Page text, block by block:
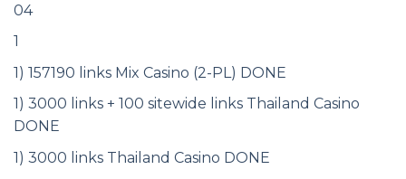
04
1
1) 157190 links Mix Casino (2-PL) DONE
1) 3000 links + 100 sitewide links Thailand Casino
DONE
1) 3000 links Thailand Casino DONE